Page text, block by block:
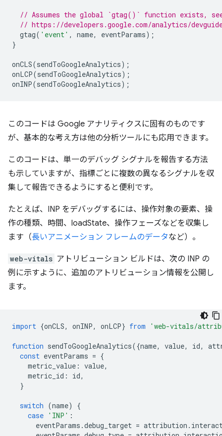
// Assumes the global `gtag()` function exists,
// https://developers.google.com/analytics/
gtag( 'event' , name, eventParams);
}
onCLS(sendToGoogleAnalytics);
onLCP(sendToGoogleAnalytics);
onINP(sendToGoogleAnalytics);
このコードは Google アナリティクスに固有のものです
が、基本的な考え方は他の分析ツールにも応用できます。
このコードは、単一のデバッグ シグナルを報告する方法
も示していますが、指標ごとに複数の異なるシグナルを収
集して報告できるようにすると便利です。
たとえば、INP をデバッグするには、操作対象の要素、操
作の種類、時間、loadState、操作フェーズなどを収集し
ます（長いアニメーション フレームのデータなど）。
web-vitals アトリビューション ビルドは、次の INP の
例に示すように、追加のアトリビューション情報を公開し
ます。
import {onCLS, onINP, onLCP} from 'web-vitals/
function sendToGoogleAnalytics({name, value, id,
const eventParams = {
metric_value : value,
metric_id : id,
}
switch (name)
{
case 'INP' :
eventParams .debug_target = attribution .